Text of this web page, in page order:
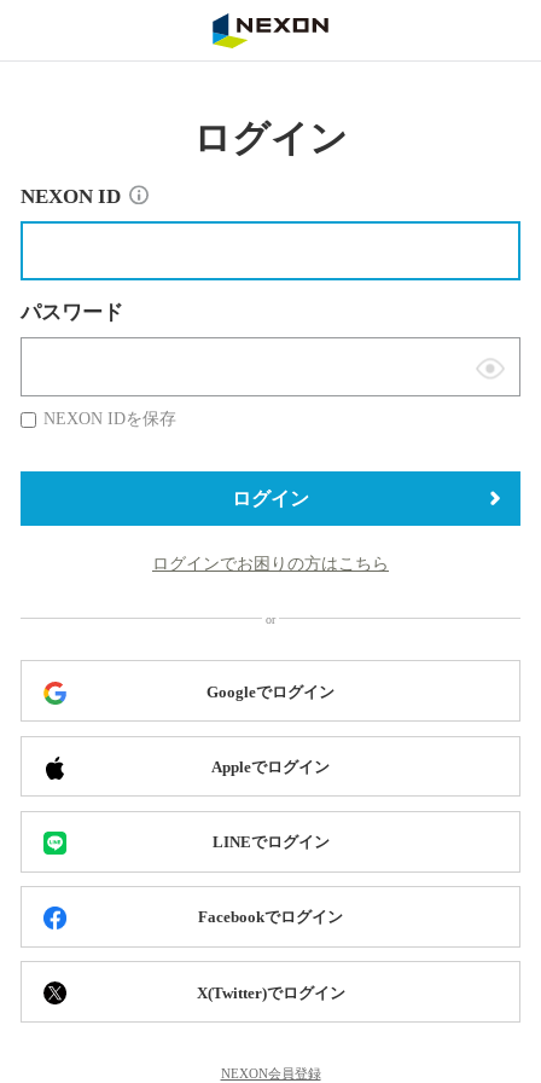
ログイン
NEXON ID
パスワード
表
替
NEXON IDを保存
ログイン
ログインでお困りの方はこちら
Googleでログイン
Appleでログイン
LINEでログイン
Facebookでログイン
X(Twitter)でログイン
NEXON会員登録